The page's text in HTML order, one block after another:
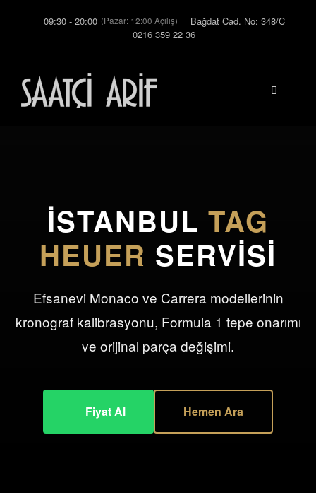
09:30 - 20:00 (Pazar: 12:00 Açılış)
Bağdat Cad. No: 348/C
0216 359 22 36
İSTANBUL TAG
HEUER SERVISI
Efsanevi Monaco ve Carrera modellerinin
kronograf kalibrasyonu, Formula 1 tepe onarımı
ve orijinal parça değişimi.
Fiyat Al Hemen Ara